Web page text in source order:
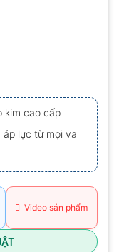
kim cao cấp
áp lực từ mọi va
Video sản phẩm